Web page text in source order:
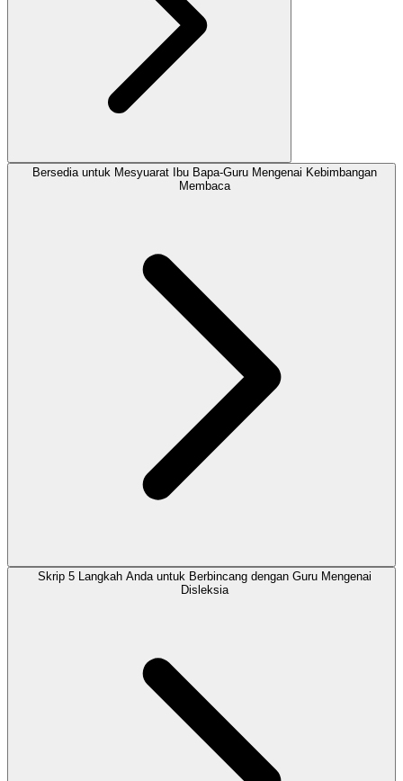
Bersedia untuk Mesyuarat Ibu Bapa-Guru Mengenai Kebimbangan
Membaca
Skrip 5 Langkah Anda untuk Berbincang dengan Guru Mengenai
Disleksia